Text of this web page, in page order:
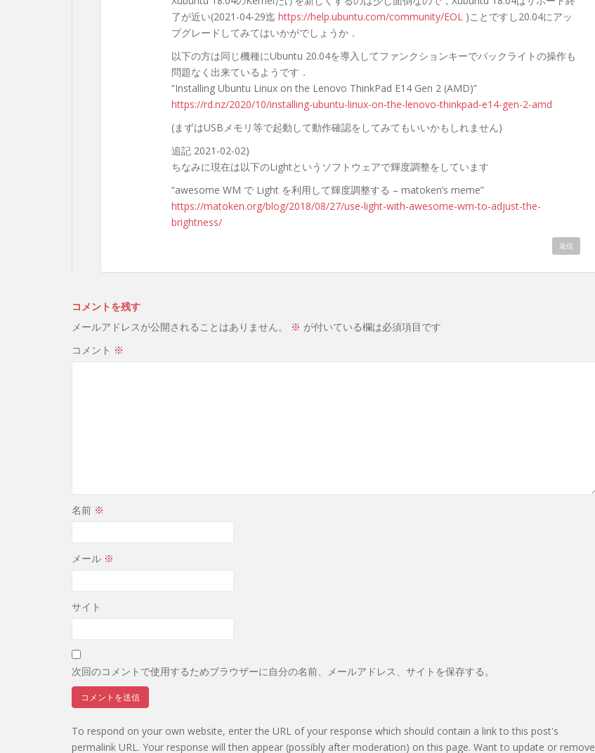
了が近い(2021-04-29迄 https://help.ubuntu.com/community/EOL )ことですし20.04にアッ
プグレードしてみてはいかがでしょうか．
以下の方は同じ機種にUbuntu 20.04を導入してファンクションキーでバックライトの操作も
問題なく出来ているようです．
“Installing Ubuntu Linux on the Lenovo ThinkPad E14 Gen 2 (AMD)”
https://rd.nz/2020/10/installing-ubuntu-linux-on-the-lenovo-thinkpad-e14-gen-2-amd
(まずはUSBメモリ等で起動して動作確認をしてみてもいいかもしれません)
追記 2021-02-02)
ちなみに現在は以下のLightというソフトウェアで輝度調整をしています
“awesome WM で Light を利用して輝度調整する – matoken’s meme”
https://matoken.org/blog/2018/08/27/use-light-with-awesome-wm-to-adjust-the-
brightness/
返信
コメントを残す
メールアドレスが公開されることはありません。
※ が付いている欄は必須項目です
コメント ※
名前 ※
メール ※
サイト
次回のコメントで使用するためブラウザーに自分の名前、メールアドレス、サイトを保存する。
To respond on your own website, enter the URL of your response which should contain a link to this post's
permalink URL. Your response will then appear (possibly after moderation) on this page. Want to update or remove